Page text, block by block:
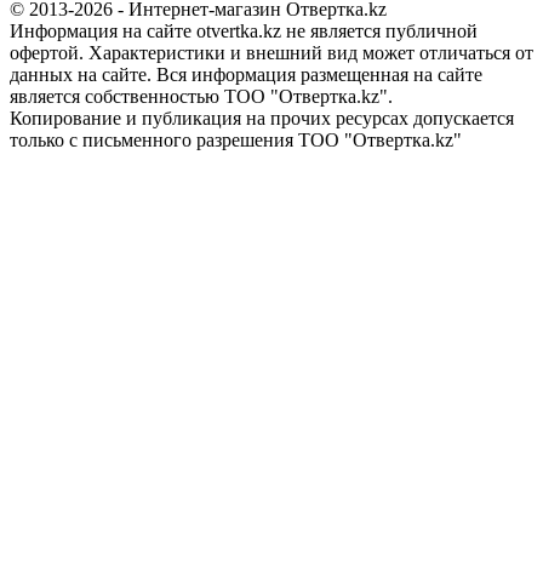
© 2013-2026 - Интернет-магазин Отвертка.kz
Информация на сайте otvertka.kz не является публичной
офертой. Характеристики и внешний вид может отличаться от
данных на сайте. Вся информация размещенная на сайте
является собственностью ТОО "Отвертка.kz".
Копирование и публикация на прочих ресурсах допускается
только с письменного разрешения ТОО "Отвертка.kz"